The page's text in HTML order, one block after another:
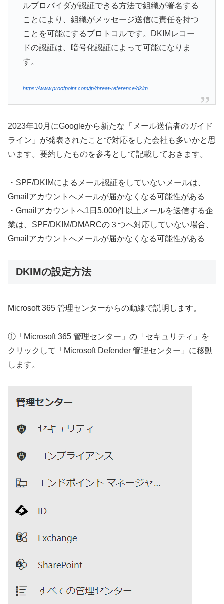
ルプロバイダが認証できる方法で組織が署名する
ことにより、組織がメッセージ送信に責任を持つ
ことを可能にするプロトコルです。DKIMレコー
ドの認証は、暗号化認証によって可能になりま
す。
https://www.proofpoint.com/jp/threat-reference/dkim
2023年10月にGoogleから新たな「メール送信者のガイド
ライン」が発表されたことで対応をした会社も多いかと思
います。要約したものを参考として記載しておきます。
・SPF/DKIMによるメール認証をしていないメールは、
Gmailアカウントへメールが届かなくなる可能性がある
・Gmailアカウントへ1日5,000件以上メールを送信する企
業は、SPF/DKIM/DMARCの３つへ対応していない場合、
Gmailアカウントへメールが届かなくなる可能性がある
DKIMの設定方法
Microsoft 365 管理センターからの動線で説明します。
①「Microsoft 365 管理センター」の「セキュリティ」を
クリックして「Microsoft Defender 管理センター」に移動
します。